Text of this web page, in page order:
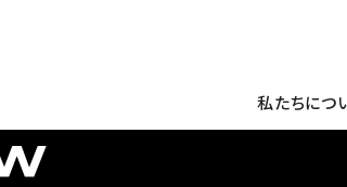
私たちにつ